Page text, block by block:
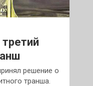
решение о
транша.